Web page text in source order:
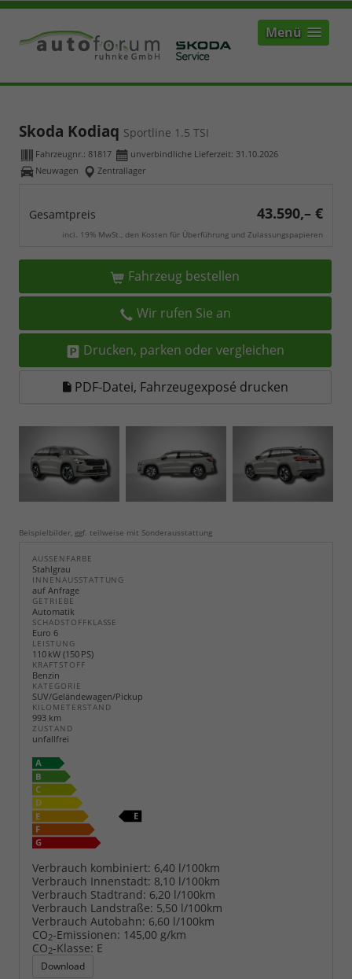
Menü
Skoda Kodiaq Sportline 1.5 TSI
Fahrzeugnr.: 81817 unverbindliche Lieferzeit: 31.10.2026
Neuwagen
Zentrallager
Gesamtpreis 43.590,– €
incl. 19% MwSt., den Kosten für Überführung und Zulassungspapieren
Fahrzeug bestellen
Wir rufen Sie an
Drucken, parken oder vergleichen
PDF-Datei, Fahrzeugexposé drucken
Beispielbilder, ggf. teilweise mit Sonderausstattung
AUSSENFARBE
Stahlgrau
INNENAUSSTATTUNG
auf Anfrage
GETRIEBE
Automatik
SCHADSTOFFKLASSE
Euro 6
LEISTUNG
110 kW (150 PS)
KRAFTSTOFF
Benzin
KATEGORIE
SUV/Geländewagen/Pickup
KILOMETERSTAND
993 km
ZUSTAND
unfallfrei
Verbrauch kombiniert: 6,40 l/100km
Verbrauch Innenstadt: 8,10 l/100km
Verbrauch Stadtrand: 6,20 l/100km
Verbrauch Landstraße: 5,50 l/100km
Verbrauch Autobahn: 6,60 l/100km
CO2-Emissionen: 145,00 g/km
CO2-Klasse: E
Download